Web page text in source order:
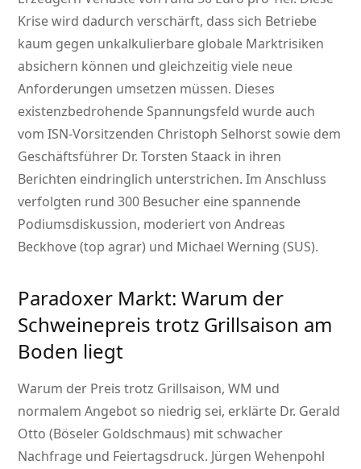
Krise wird dadurch verschärft, dass sich Betriebe
kaum gegen unkalkulierbare globale Marktrisiken
absichern können und gleichzeitig viele neue
Anforderungen umsetzen müssen. Dieses
existenzbedrohende Spannungsfeld wurde auch
vom ISN-Vorsitzenden Christoph Selhorst sowie dem
Geschäftsführer Dr. Torsten Staack in ihren
Berichten eindringlich unterstrichen. Im Anschluss
verfolgten rund 300 Besucher eine spannende
Podiumsdiskussion, moderiert von Andreas
Beckhove (top agrar) und Michael Werning (SUS).
Paradoxer Markt: Warum der
Schweinepreis trotz Grillsaison am
Boden liegt
Warum der Preis trotz Grillsaison, WM und
normalem Angebot so niedrig sei, erklärte Dr. Gerald
Otto (Böseler Goldschmaus) mit schwacher
Nachfrage und Feiertagsdruck. Jürgen Wehenpohl